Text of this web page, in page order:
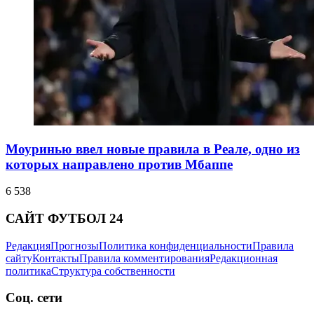
Моуринью ввел новые правила в Реале, одно из
которых направлено против Мбаппе
6 538
САЙТ ФУТБОЛ 24
РедакцияПрогнозыПолитика конфиденциальностиПравила
сайтуКонтактыПравила комментированияРедакционная
политикаСтруктура собственности
Соц. сети